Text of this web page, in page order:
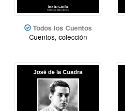
Todos los Cuentos
Cuentos, colección